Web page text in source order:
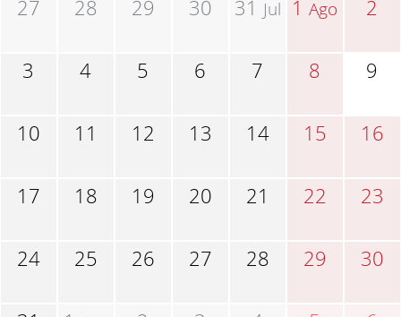
27 28 29 30 31 Jul 1Ago 2
3 4 5 6 7 8 9
10 11 12 13 14 15 16
17 18 19 20 21 22 23
24 25 26 27 28 29 30